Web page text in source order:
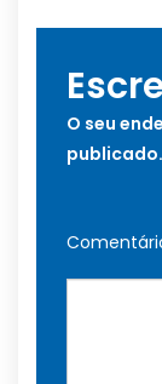
O seu
publicado.